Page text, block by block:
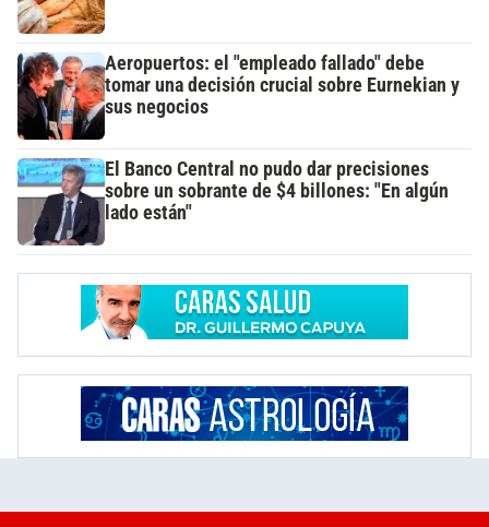
Aeropuertos: el "empleado fallado" debe
tomar una decisión crucial sobre Eurnekian y
sus negocios
El Banco Central no pudo dar precisiones
sobre un sobrante de $4 billones: "En algún
lado están"